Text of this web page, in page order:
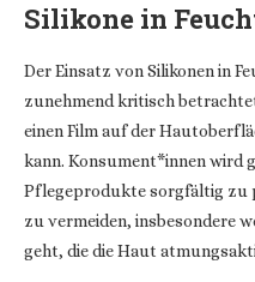
Silikone in
Der Einsatz von Silikonen in
zunehmend kritisch
einen Film auf der
kann. Konsument*innen wird
Pflegeprodukte sorgfältig zu
zu vermeiden, insbesondere
geht, die die Haut